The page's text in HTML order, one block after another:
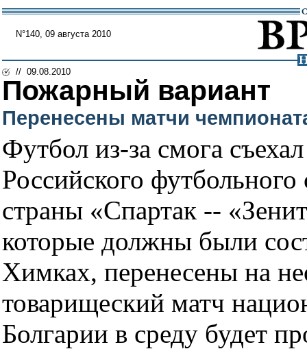
N°140, 09 августа 2010
// 09.08.2010
Пожарный вариант
Перенесены матчи
Футбол из-за смога
Российского
страны «Спартак --
которые должны были
Химках, перенесены на
товарищеский матч
Болгарии в среду будет